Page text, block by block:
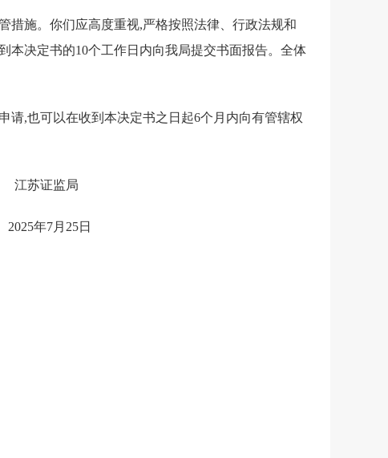
措施。你们应高度重视,严格按照法律、行政法规和
本决定书的10个工作日内向我局提交书面报告。全体
请,也可以在收到本决定书之日起6个月内向有管辖权
江苏证监局
2025年7月25日